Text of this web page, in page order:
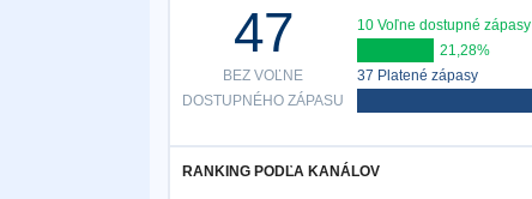
47
BEZ VOĽNE
DOSTUPNÉHO ZÁPASU
10 Voľne dostupné zápasy
21,28%
37 Platené zápasy
RANKING PODĽA KANÁLOV